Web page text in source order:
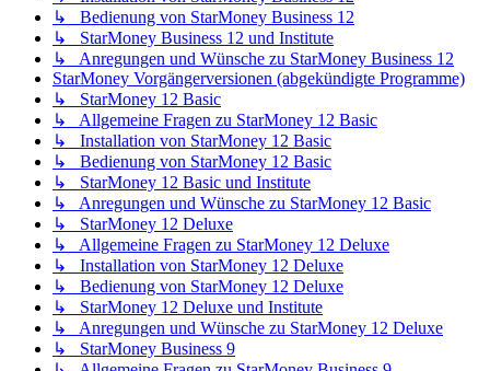
↳ Bedienung von StarMoney Business 12
↳ StarMoney Business 12 und Institute
↳ Anregungen und Wünsche zu StarMoney Business 12
StarMoney Vorgängerversionen (abgekündigte Programme)
↳ StarMoney 12 Basic
↳ Allgemeine Fragen zu StarMoney 12 Basic
↳ Installation von StarMoney 12 Basic
↳ Bedienung von StarMoney 12 Basic
↳ StarMoney 12 Basic und Institute
↳ Anregungen und Wünsche zu StarMoney 12 Basic
↳ StarMoney 12 Deluxe
↳ Allgemeine Fragen zu StarMoney 12 Deluxe
↳ Installation von StarMoney 12 Deluxe
↳ Bedienung von StarMoney 12 Deluxe
↳ StarMoney 12 Deluxe und Institute
↳ Anregungen und Wünsche zu StarMoney 12 Deluxe
↳ StarMoney Business 9